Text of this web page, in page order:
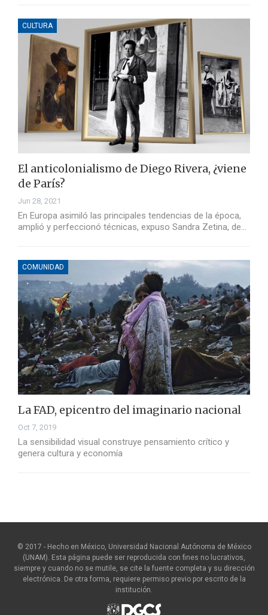
CULTURA
El anticolonialismo de Diego Rivera, ¿viene
de París?
Jun 28, 2021
En Europa asimiló las principales tendencias de la época,
amplió y perfeccionó técnicas, expuso Sandra Zetina, de…
COMUNIDAD
La FAD, epicentro del imaginario nacional
Oct 7, 2019
La sensibilidad visual construye pensamiento crítico y
genera cultura y economía
© 2017 - Hecho en México, Universidad Nacional Autónoma de México
(UNAM). Esta página puede ser reproducida con fines no lucrativos,
siempre y cuando no se mutile, se cite la fuente completa y su dirección
electrónica. De otra forma, requiere permiso previo por escrito de la
institución.